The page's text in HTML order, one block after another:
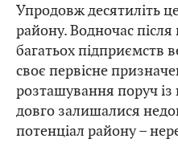
Упродовж десятиліть
району. Водночас
багатьох підприємств
своє первісне
розташування поруч
довго залишалися
потенціал району –